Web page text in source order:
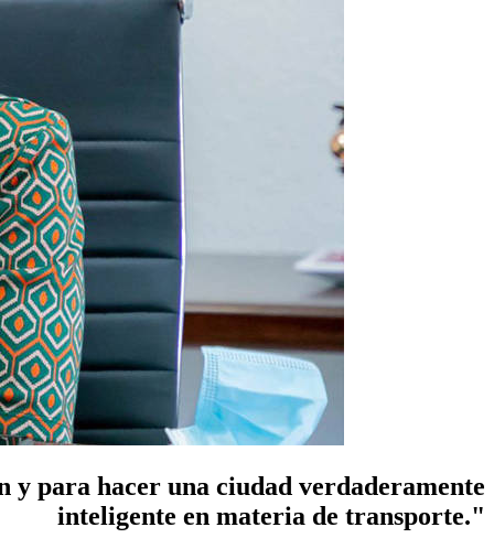
y para hacer una ciudad verdaderamente
inteligente en materia de transporte."